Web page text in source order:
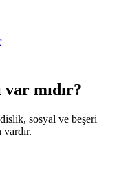
mıdır?
sosyal ve beşeri